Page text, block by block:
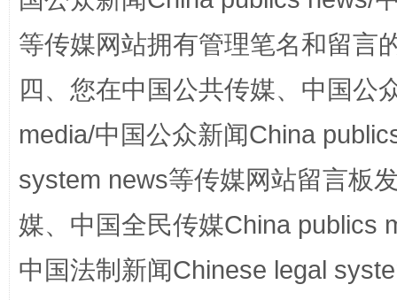
“蜀中异人”王建安的艺术幻境
完善运行机制助力责任有效落实 一纸欠
等传媒网站拥有管理笔名和留言
四、您在中国公共传媒、中国公
media/中国公众新闻China
system news等传媒网站留言板
媒、中国全民传媒China publics
中国法制新闻Chinese legal